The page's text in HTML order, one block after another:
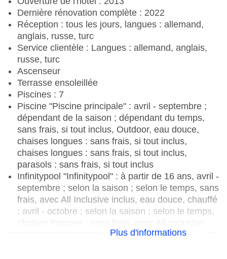
Dernière rénovation complète : 2022
Réception : tous les jours, langues : allemand,
anglais, russe, turc
Service clientèle : Langues : allemand, anglais,
russe, turc
Ascenseur
Terrasse ensoleillée
Piscines : 7
Piscine "Piscine principale" : avril - septembre ;
dépendant de la saison ; dépendant du temps,
sans frais, si tout inclus, Outdoor, eau douce,
chaises longues : sans frais, si tout inclus,
chaises longues : sans frais, si tout inclus,
parasols : sans frais, si tout inclus
Infinitypool "Infinitypool" : à partir de 16 ans, avril -
septembre ; selon la saison ; selon le temps, sans
frais, avec All Inclusive inclus, eau douce, chauffé
: avril - octobre ; selon la saison ; selon le temps,
chaises longues : sans frais, avec All Inclusive
inclus, chaises longues : sans frais, avec All
Plus d'informations